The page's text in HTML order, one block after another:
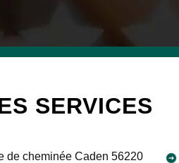
SERVICES
de cheminée Caden 56220